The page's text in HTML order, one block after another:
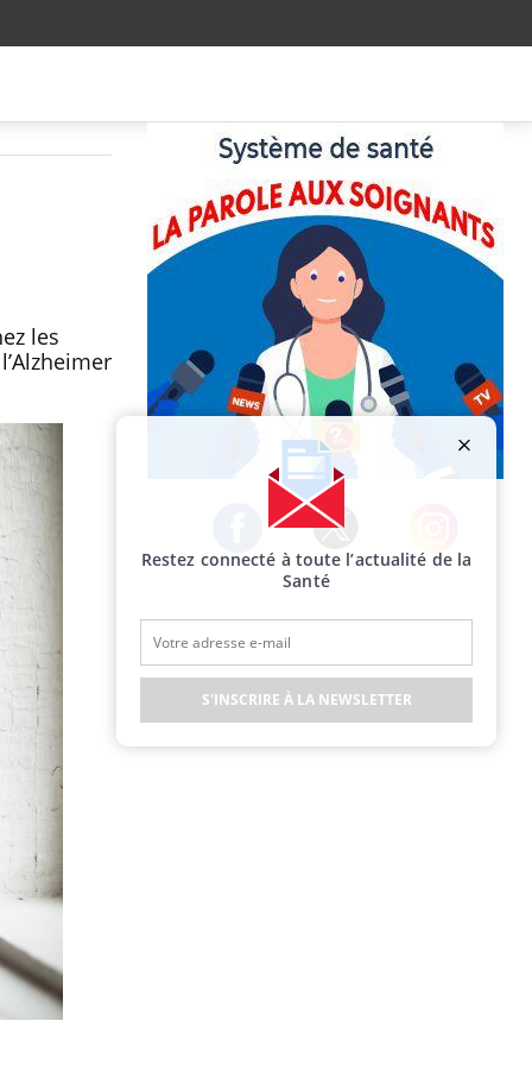
les
Facebook Twitter Instagram
Restez connecté à toute l’actualité de la
Santé
S'INSCRIRE À LA NEWSLETTER